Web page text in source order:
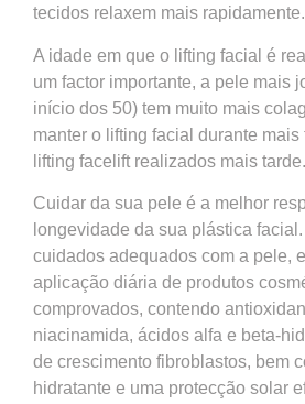
tecidos relaxem mais rapidamente.
A idade em que o lifting facial é
um factor importante, a pele mais
início dos 50) tem muito mais
manter o lifting facial durante
lifting facelift realizados mais tarde.
Cuidar da sua pele é a melhor
longevidade da sua plástica
cuidados adequados com a pele,
aplicação diária de produtos
comprovados, contendo
niacinamida, ácidos alfa e beta-
de crescimento fibroblastos, bem
hidratante e uma protecção solar